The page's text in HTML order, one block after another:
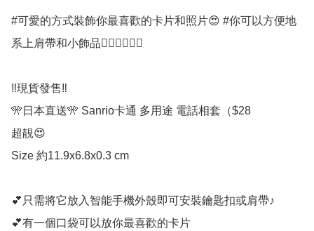
#可愛的方式裝飾你最喜歡的卡片和照片😍 #你可以方便地
系上肩帶和小飾品👍🏻👏🏻👏🏻
‼️現貨發售‼️
️🎌日本直送🎌 Sanrio卡通 多用途 電話相套（$28
超靚😍
Size 約11.9x6.8x0.3 cm
💕只需將它放入智能手機外殼即可安裝鑰匙扣或肩帶♪
💕有一個口袋可以放你最喜歡的卡片